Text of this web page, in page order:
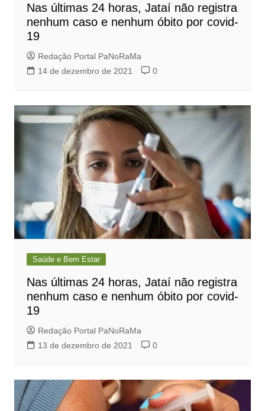
Nas últimas 24 horas, Jataí não registra
nenhum caso e nenhum óbito por covid-
19
Redação Portal PaNoRaMa
14 de dezembro de 2021
0
Saúde e Bem Estar
Nas últimas 24 horas, Jataí não registra
nenhum caso e nenhum óbito por covid-
19
Redação Portal PaNoRaMa
13 de dezembro de 2021
0